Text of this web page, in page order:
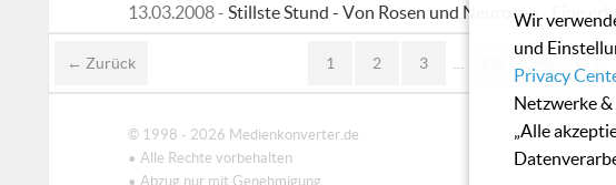
13.03.2008 - Stillste Stund - Von Rosen und Neurosen - Eine
← Zurück 1 2 3 …
© 1998 - 2026 Medienkonverter.de
• Alle Rechte vorbehalten
• Abzug nur mit Genehmigung
Wir
und
Privacy
Netzwerke
„Alle